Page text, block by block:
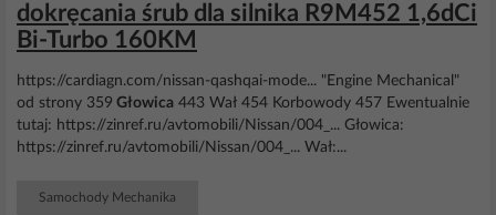
dokręcania śrub dla silnika R9M452 1,6dCi
Bi-Turbo 160KM
https://cardiagn.com/nissan-qashqai-mode... "Engine Mechanical"
od strony 359 Głowica 443 Wał 454 Korbowody 457 Ewentualnie
tutaj: https://zinref.ru/avtomobili/Nissan/004_... Głowica:
https://zinref.ru/avtomobili/Nissan/004_... Wał:...
Samochody Mechanika